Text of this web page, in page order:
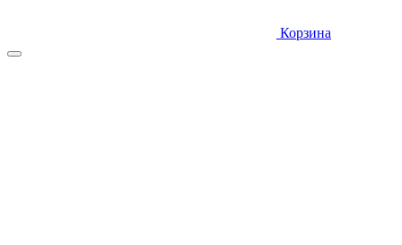
Корзина